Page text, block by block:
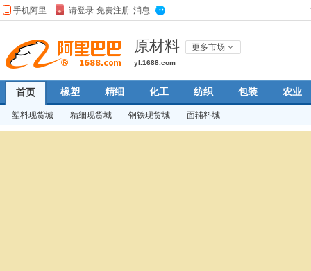
原材料 更多市场
yl.1688.com
首页 橡塑 精细 化工 纺织 包装 农业
塑料现货城 精细现货城 钢铁现货城 面辅料城